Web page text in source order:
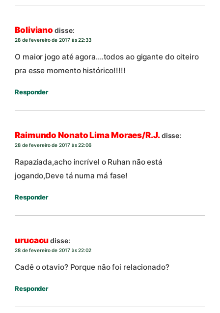
Boliviano disse:
28 de fevereiro de 2017 às 22:33
O maior jogo até agora….todos ao gigante do oiteiro
pra esse momento histórico!!!!!
Responder
Raimundo Nonato Lima Moraes/R.J.disse:
28 de fevereiro de 2017 às 22:06
Rapaziada,acho incrível o Ruhan não está
jogando,Deve tá numa má fase!
Responder
urucacudisse:
28 de fevereiro de 2017 às 22:02
Cadê o otavio? Porque não foi relacionado?
Responder